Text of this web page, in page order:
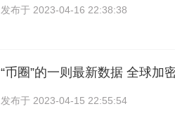
发布于 2023-04-16 22:38:38
“币圈”的一则最新数据 全球加
发布于 2023-04-15 22:55:54